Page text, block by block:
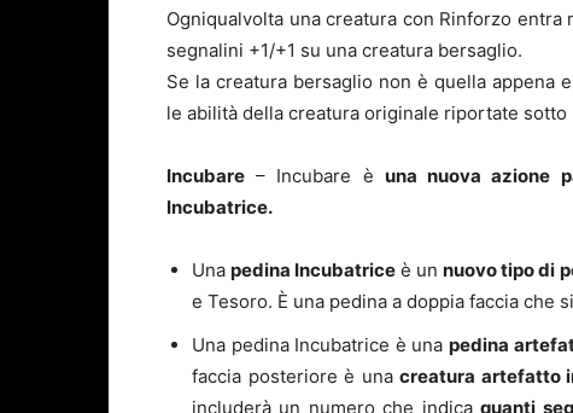
Ogniqualvolta una creatura con Rinforzo
segnalini +1/+1 su una creatura bersaglio.
Se la creatura bersaglio non è quella appena
le abilità della creatura originale riportate
Incubare – Incubare è una nuova azione
Incubatrice.
Unapedina Incubatrice è unnuovo tipo di
e Tesoro. È una pedina a doppia faccia che
Una pedina Incubatrice è unapedina
faccia posteriore è una creatura artefatto
includerà un numero che indicaquanti